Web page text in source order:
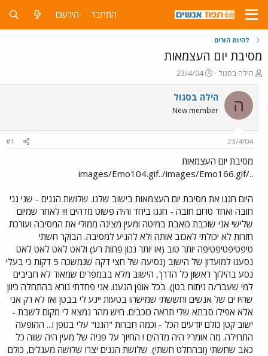
התחבר הירשם
להיות הורים
מסיבת יום העצמאות
פ
ו
ת
ח
ה
ש
א
הילה בסגול
פ
ו
ר
ם
ר
י
ך
23/4/04
ה הילה בסגול
New member
23/4/04
#1
מסיבת יום העצמאות
../images/Emo104.gif../images/Emo166.gif
היום חגגו את מסיבת יום העצמאות בישוב שלנו. שלושת הגנים - שני גני
חובה ואחד טרום חובה - חגגו ביחד והיה פשוט מדהים !!! לאחר שמיום
שלישי אני שוכבת כואבת במיטה ומעין מציגה ממולי את המסיבה ועורכת
חזרות לא יכולתי לאכזב אותה ולא להגיע למסיבה. הבוקר חשתי
טיפטיפטיפטיפה יותר טוב (או יותר נכון פחות רע) ולאט לאט לאט לאט
נסענו למועדון של הישוב (נסיעה של חצי דקה שנמשכה 5 דקות כי בעלי
נסע בהילוך ראשון כל הדרך, הישוב מלא בבמפרים שמאוד לא חביבים
למי שעבר/ה ניתוח בטן). בכל אופן הגענו. אני פחדתי נורא בהתחלה כיוון
שהיו ים של אנשים וחששתי שמישהו בטעות ייגע לי בבטן ואז לא רק אני
אלא אפילו סבתא שלי תראה כוכבים. חיש מהר נמצא לי מקום לשבת -
ישוב קטן כולם יודעים הכל - וכמה חברות "הגנו" עלי בגופן ו... ההופעה
התחילה. מה אומר? היה מדהים ! החיוך על פניה של מעין היה שווה כל
כאב שחשתי (ובהחלט חשתי). שלושת הגנים יצרו שלושה מעגלים, כולם